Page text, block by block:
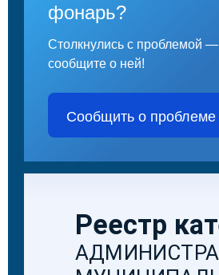
фонарь?
Столкнулись с проблемой —
сообщите о ней!
Сообщить о проблеме